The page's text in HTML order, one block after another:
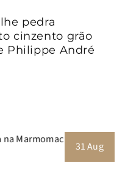
pedra
cinzento grão
Philippe André
31 Aug